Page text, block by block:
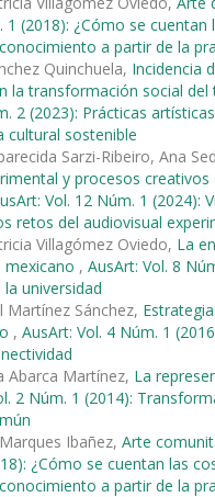
1 (2018): ¿Cómo se cuentan
a partir de la
Quinchuela, Incidencia
la transformación social del
2 (2023): Prácticas
cultural sostenible
Sarzi-Ribeiro, Ana
y procesos creativos
Vol. 12 Núm. 1 (2024):
retos del audiovisual
Villagómez Oviedo, La
, AusArt: Vol. 8
universidad
Martínez Sánchez,
, AusArt: Vol. 4 Núm. 1
Abarca Martínez, La
2 Núm. 1 (2014):
Ibañez, Arte
¿Cómo se cuentan las
a partir de la